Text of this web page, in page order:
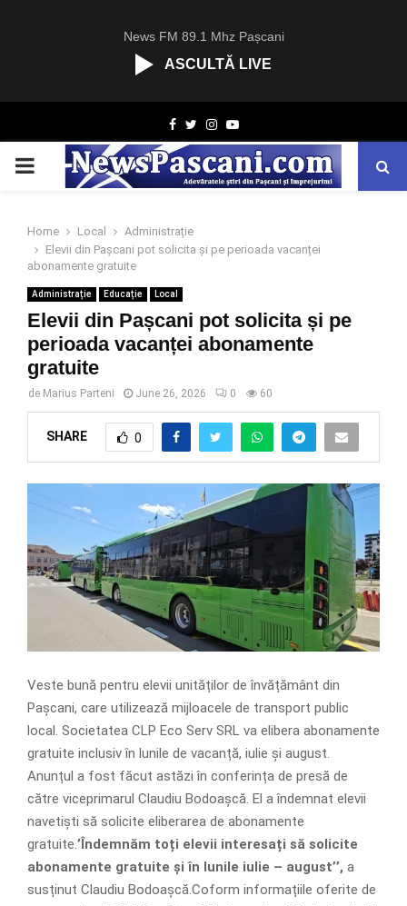
News FM 89.1 Mhz Pașcani
ASCULTĂ LIVE
Facebook
TwitterInstagram
Youtube
PRIMARY
Home Local
Administrație
Elevii din Pașcani pot solicita și pe perioada vacanței
abonamente gratuite
Administrație Educație Local
Elevii din Pașcani pot solicita și pe
perioada vacanței abonamente
gratuite
de Marius Parteni June 26, 2026 0 60
SHARE 0
Veste bună pentru elevii unităților de învățământ din
Pașcani, care utilizează mijloacele de transport public
local. Societatea CLP Eco Serv SRL va elibera abonamente
gratuite inclusiv în lunile de vacanță, iulie și august.
Anunțul a fost făcut astăzi în conferința de presă de
către viceprimarul Claudiu Bodoașcă. El a îndemnat elevii
navetiști să solicite eliberarea de abonamente
gratuite.’Îndemnăm toți elevii interesați să solicite
abonamente gratuite și în lunile iulie – august’’, a
susținut Claudiu Bodoașcă.Coform informațiile oferite de